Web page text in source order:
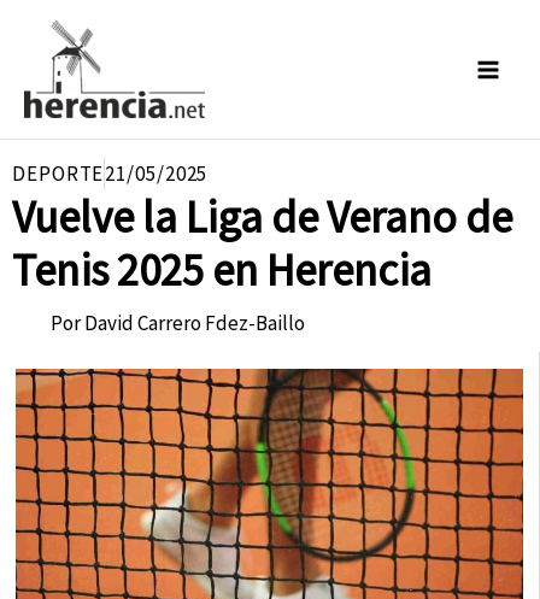
contenido
DEPORTE21/05/2025
Vuelve la Liga de Verano de
Tenis 2025 en Herencia
PorDavid Carrero Fdez-Baillo